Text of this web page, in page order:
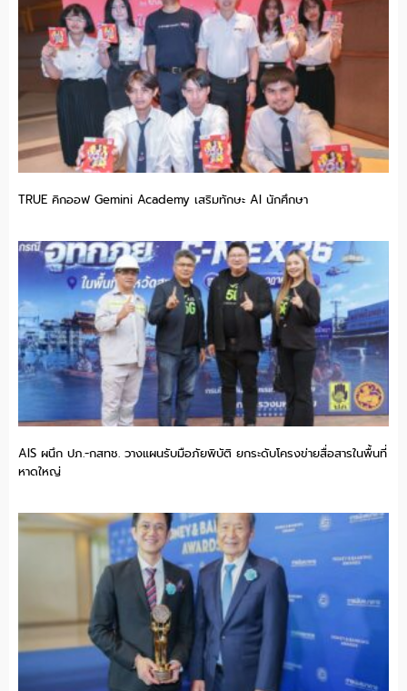
TRUE คิกออฟ Gemini Academy เสริมทักษะ AI นักศึกษา
AIS ผนึก ปภ.-กสทช. วางแผนรับมือภัยพิบัติ ยกระดับโครงข่ายสื่อสารในพื้นที่
หาดใหญ่